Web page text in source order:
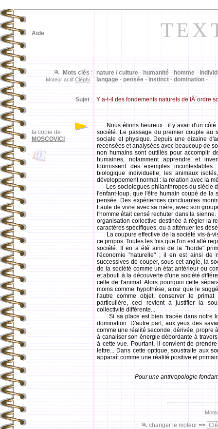
la copie de
MOSCOVICI
nature / culture - humanité - homme -
langage - pensée - instinct - domination -
Mots clés :
Moteur actif Cléphi
Sujet : Y a-t-il des fondements naturels de lÂ´ordre
Aide
Nous étions heureux : il y avait d'un
société. Le passage du premier couple au
sociale et physique. Depuis une dizaine
recensées et analysées avec beaucoup de
non humains sont outillés pour accomplir
humaines, notamment apprendre et
fournissent des exemples
biologique individuelle, les animaux
développement normal : la relation avec la
Les sociologues philanthropes du siècle
l'enfant-loup, que l'être humain coupé de la
pensée. Des expériences concluantes
Faute de vivre avec sa mère, avec son
l'homme était censé rechuter dans la
organisation collective destinée à régler la
caractères spécifiques, ou à atténuer les
La coupure effective de la société vis-à-vis
ce propos. Toutes les fois que l'on est allé
société. Il en a été ainsi de la "horde"
l'économie "naturelle" ; il en est ainsi de
successives de couper, sous cet angle, la
de la société comme un état antérieur ou
et abouti à la découverte d'une société
celle de l'animal. Alors pourquoi cette
moins comme hypothèse, ainsi que le
l'autre comme objet, conserver le
particulière, ceci revient à justifier la
collectivité différente...
Si sa place est bien tracée dans notre
domination. D'autre part, aux yeux des
comme une réalité seconde, dérivée, propre
à canaliser son énergie débordante à
à cette vue. Pourtant, il convient de
lettre... Dans cette optique, soustraite aux
apparaît comme une réalité positive et
Pour une anthropologie
changer le moteur =>